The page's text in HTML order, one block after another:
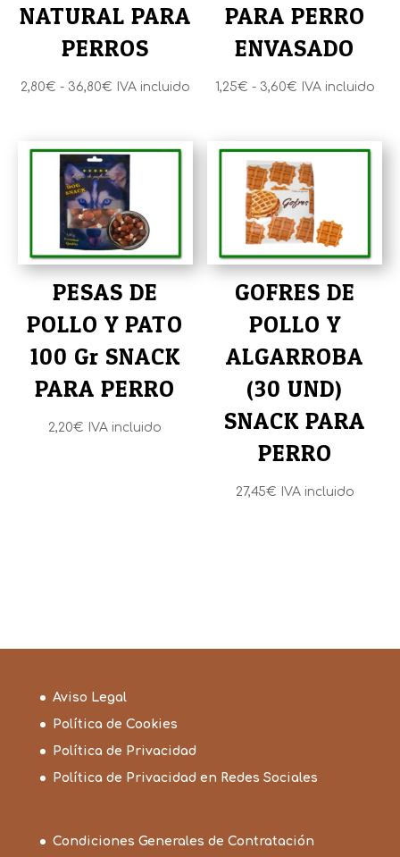
NATURAL PARA
PERROS
2,80€ - 36,80€Rango
desde
2,80€
hasta
36,80€
IVA incluido
PARA PERRO
ENVASADO
1,25€ - 3,60€Rango
desde
1,25€
hasta
3,60€
IVA incluido
PESAS DE
POLLO Y PATO
100 Gr SNACK
PARA PERRO
2,20€ IVA incluido
GOFRES DE
POLLO Y
ALGARROBA
(30 UND)
SNACK PARA
PERRO
27,45€ IVA incluido
Aviso Legal
Política de Cookies
Política de Privacidad
Política de Privacidad en Redes Sociales
Condiciones Generales de Contratación